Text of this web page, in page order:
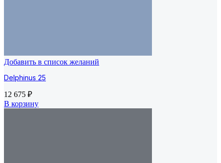
Добавить в список желаний
Delphinus 25
12 675 ₽
В корзину